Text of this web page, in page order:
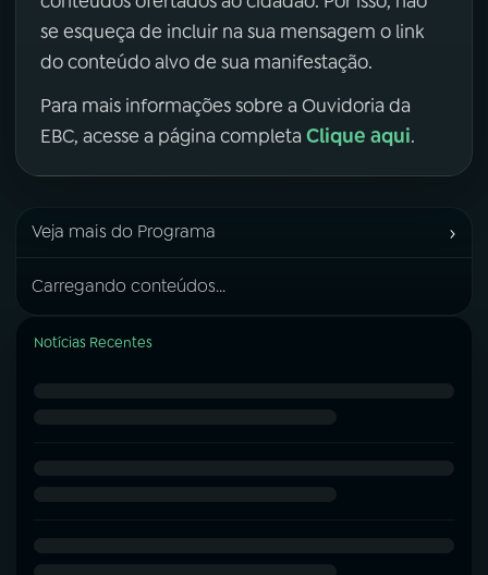
se esqueça de incluir na sua mensagem o link
do conteúdo alvo de sua manifestação.
Para mais informações sobre a Ouvidoria da
EBC, acesse a página completa Clique aqui.
Veja mais do Programa ›
Carregando conteúdos...
Notícias Recentes